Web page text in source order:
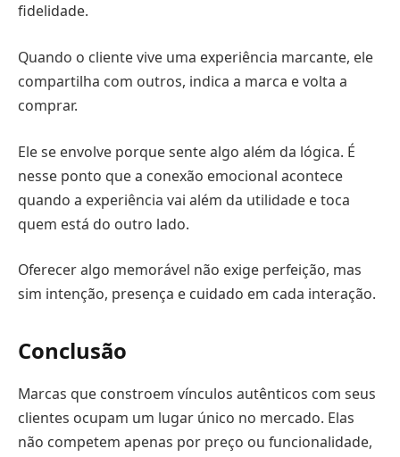
fidelidade.
Quando o cliente vive uma experiência marcante, ele
compartilha com outros, indica a marca e volta a
comprar.
Ele se envolve porque sente algo além da lógica. É
nesse ponto que a conexão emocional acontece
quando a experiência vai além da utilidade e toca
quem está do outro lado.
Oferecer algo memorável não exige perfeição, mas
sim intenção, presença e cuidado em cada interação.
Conclusão
Marcas que constroem vínculos autênticos com seus
clientes ocupam um lugar único no mercado. Elas
não competem apenas por preço ou funcionalidade,